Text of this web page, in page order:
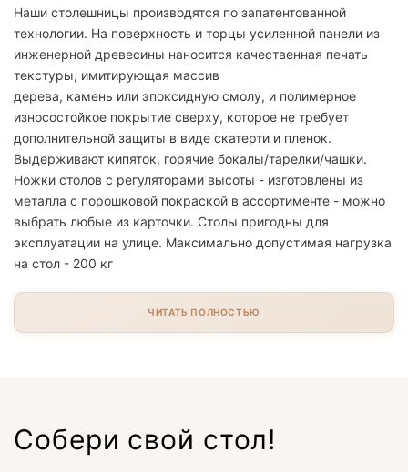
Наши столешницы производятся по запатентованной
технологии. На поверхность и торцы усиленной панели из
инженерной древесины наносится качественная печать
текстуры, имитирующая массив
дерева, камень или эпоксидную смолу, и полимерное
износостойкое покрытие сверху, которое не требует
дополнительной защиты в виде скатерти и пленок.
Выдерживают кипяток, горячие бокалы/тарелки/чашки.
Ножки столов с регуляторами высоты - изготовлены из
металла с порошковой покраской в ассортименте - можно
выбрать любые из карточки. Столы пригодны для
эксплуатации на улице. Максимально допустимая нагрузка
на стол - 200 кг
ЧИТАТЬ ПОЛНОСТЬЮ
Собери свой стол!